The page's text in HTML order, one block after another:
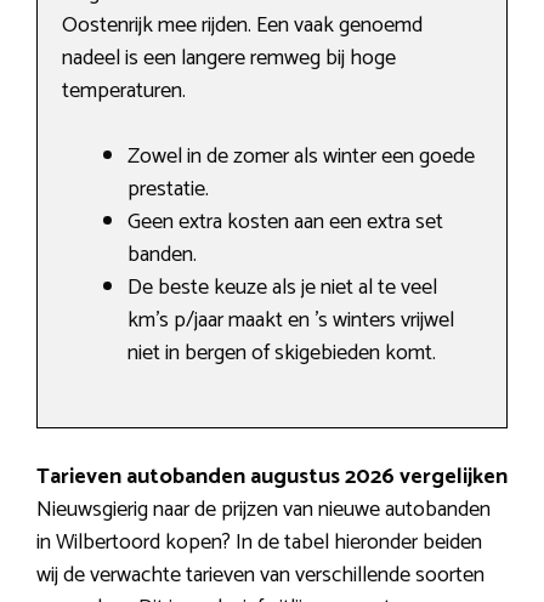
Oostenrijk mee rijden. Een vaak genoemd
nadeel is een langere remweg bij hoge
temperaturen.
Zowel in de zomer als winter een goede
prestatie.
Geen extra kosten aan een extra set
banden.
De beste keuze als je niet al te veel
km’s p/jaar maakt en ’s winters vrijwel
niet in bergen of skigebieden komt.
Tarieven autobanden augustus 2026 vergelijken
Nieuwsgierig naar de prijzen van nieuwe autobanden
in Wilbertoord kopen? In de tabel hieronder beiden
wij de verwachte tarieven van verschillende soorten